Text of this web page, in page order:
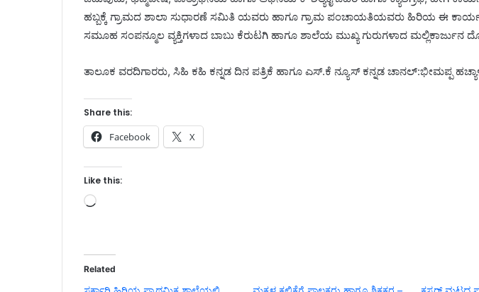
ಹಬ್ಬಕ್ಕೆ ಗ್ರಾಮದ ಶಾಲಾ ಸುಧಾರಣೆ ಸಮಿತಿ ಯವರು ಹಾಗೂ ಗ್ರಾಮ ಪಂಚಾಯತಿಯವರು ಹಿರಿಯ ಈ
ಸಮೂಹ ಸಂಪನ್ಮೂಲ ವ್ಯಕ್ತಿಗಳಾದ ಬಾಬು ಕೆರುಟಗಿ ಹಾಗೂ ಶಾಲೆಯ ಮುಖ್ಯ ಗುರುಗಳಾದ ಮಲ್ಲಿಕಾರ್ಜುನ
ತಾಲೂಕ ವರದಿಗಾರರು, ಸಿಹಿ ಕಹಿ ಕನ್ನಡ ದಿನ ಪತ್ರಿಕೆ ಹಾಗೂ ಎಸ್.ಕೆ ನ್ಯೂಸ್‌ ಕನ್ನಡ ಚಾನಲ್:ಭೀಮಪ್ಪ
Share this:
Facebook X
Like this:
Loading…
Related